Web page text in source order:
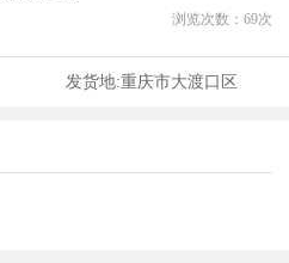
浏览次数： 69次
发货地:重庆市大渡口区